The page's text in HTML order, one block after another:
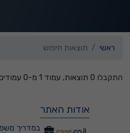
ראשי תוצאות חיפוש
התקבלו 0 תוצאות, עמוד 1 מ-0 עמודים
אודות האתר
במדריך